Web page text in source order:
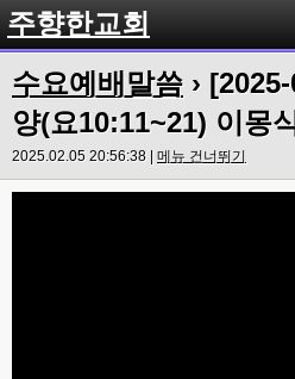
주향한교회
수요예배말씀 ›
양(요10:11~21) 이몽
2025.02.05 20:56:38 | 메뉴 건너뛰기